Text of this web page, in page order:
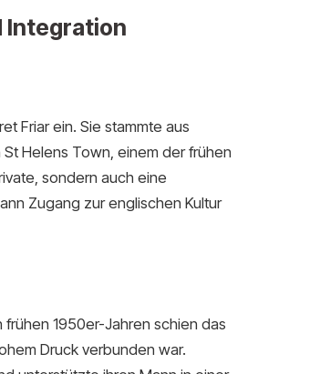
Integration
Friar ein. Sie stammte aus
Helens Town, einem der frühen
sondern auch eine
Zugang zur englischen Kultur
1950er-Jahren schien das
Druck verbunden war.